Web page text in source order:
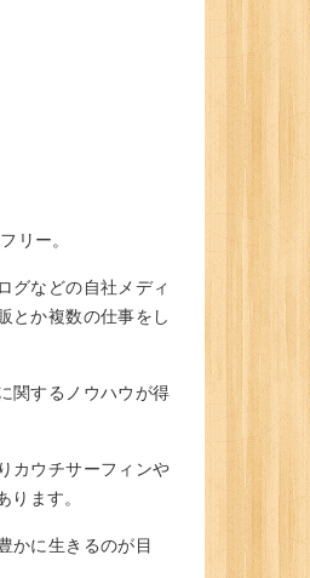
リー。
グなどの自社メディ
とか複数の仕事をし
関するノウハウが得
カウチサーフィンや
ます。
かに生きるのが目